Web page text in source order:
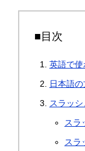
■目次
英語で
日本語
スラッシ
スラ
スラ